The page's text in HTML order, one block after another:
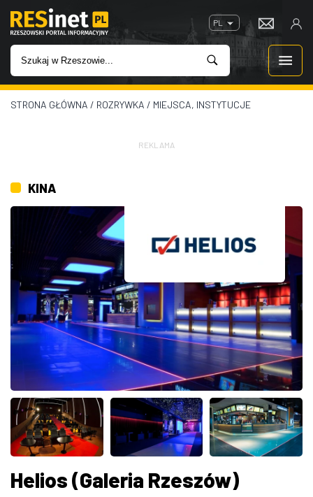
PL
WIADOMOŚCI
IMPREZY
ROZRYWKA
W KINACH
GASTRONOMIA
ZDJĘCIA
W RZESZOWIE
STRONA GŁÓWNA / ROZRYWKA / MIEJSCA, INSTYTUCJE
REKLAMA
KINA
Helios (Galeria Rzeszów)